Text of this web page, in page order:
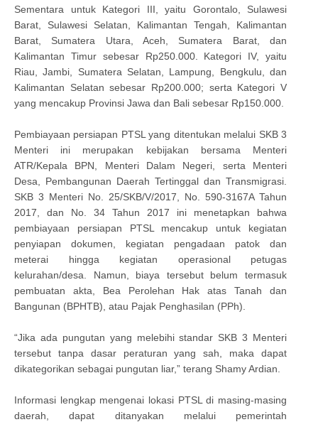
Sementara untuk Kategori III, yaitu Gorontalo, Sulawesi
Barat, Sulawesi Selatan, Kalimantan Tengah, Kalimantan
Barat, Sumatera Utara, Aceh, Sumatera Barat, dan
Kalimantan Timur sebesar Rp250.000. Kategori IV, yaitu
Riau, Jambi, Sumatera Selatan, Lampung, Bengkulu, dan
Kalimantan Selatan sebesar Rp200.000; serta Kategori V
yang mencakup Provinsi Jawa dan Bali sebesar Rp150.000.
Pembiayaan persiapan PTSL yang ditentukan melalui SKB 3
Menteri ini merupakan kebijakan bersama Menteri
ATR/Kepala BPN, Menteri Dalam Negeri, serta Menteri
Desa, Pembangunan Daerah Tertinggal dan Transmigrasi.
SKB 3 Menteri No. 25/SKB/V/2017, No. 590-3167A Tahun
2017, dan No. 34 Tahun 2017 ini menetapkan bahwa
pembiayaan persiapan PTSL mencakup untuk kegiatan
penyiapan dokumen, kegiatan pengadaan patok dan
meterai hingga kegiatan operasional petugas
kelurahan/desa. Namun, biaya tersebut belum termasuk
pembuatan akta, Bea Perolehan Hak atas Tanah dan
Bangunan (BPHTB), atau Pajak Penghasilan (PPh).
“Jika ada pungutan yang melebihi standar SKB 3 Menteri
tersebut tanpa dasar peraturan yang sah, maka dapat
dikategorikan sebagai pungutan liar,” terang Shamy Ardian.
Informasi lengkap mengenai lokasi PTSL di masing-masing
daerah, dapat ditanyakan melalui pemerintah